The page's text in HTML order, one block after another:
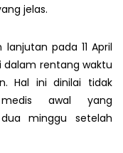
jelas.
pada 11 April
dalam rentang waktu
Hal ini dinilai tidak
awal yang
minggu setelah